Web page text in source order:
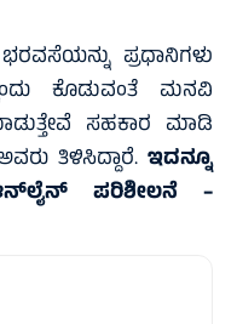
ಪ್ರಧಾನಿಗಳು
ಕೊಡುವಂತೆ ಮನವಿ
ಸಹಕಾರ ಮಾಡಿ
ತಿಳಿಸಿದ್ದಾರೆ. ಇದನ್ನೂ
ಪರಿಶೀಲನೆ –